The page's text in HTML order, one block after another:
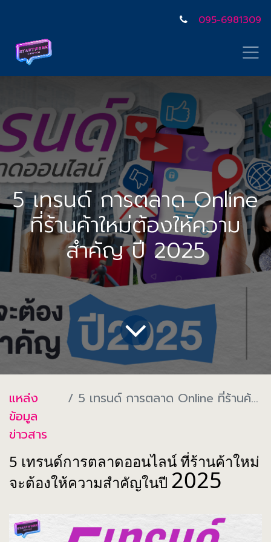
095-6981309
5 เทรนด์ การตลาด Online
ที่ร้านค้าใหม่ต้องให้ความ
สำคัญ ปี 2025
แหล่ง
ข้อมูล
ข่าวสาร
5 เทรนด์ การตลาด Online ที่ร้านค้าใหม่ต้องให้ความสำคัญ ปี 2025
5 เทรนด์การตลาดออนไลน์ ที่ร้านค้าใหม่
จะต้องให้ความสำคัญในปี 2025